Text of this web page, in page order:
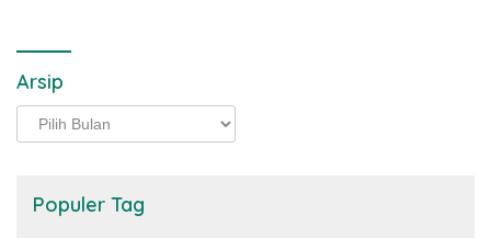
Arsip
Arsip
Populer Tag